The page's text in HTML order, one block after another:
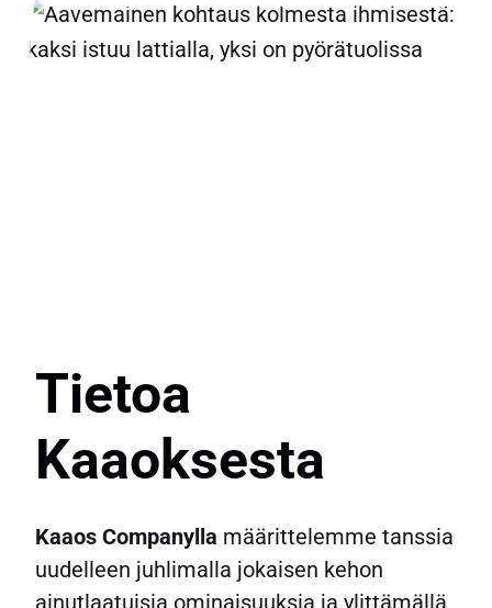
Tietoa
Kaaoksesta
Kaaos Companylla määrittelemme tanssia
uudelleen juhlimalla jokaisen kehon
ainutlaatuisia ominaisuuksia ja ylittämällä